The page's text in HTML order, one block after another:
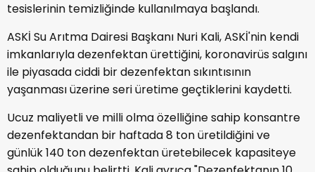
tesislerinin temizliğinde kullanılmaya başlandı.
ASKİ Su Arıtma Dairesi Başkanı Nuri Kali, ASKİ'nin kendi
imkanlarıyla dezenfektan ürettiğini, koronavirüs salgını
ile piyasada ciddi bir dezenfektan sıkıntısının
yaşanması üzerine seri üretime geçtiklerini kaydetti.
Ucuz maliyetli ve milli olma özelliğine sahip konsantre
dezenfektandan bir haftada 8 ton üretildiğini ve
günlük 140 ton dezenfektan üretebilecek kapasiteye